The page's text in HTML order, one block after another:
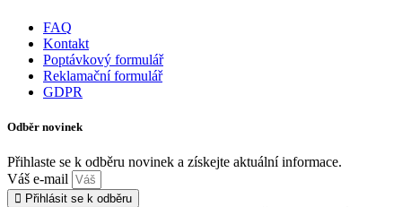
FAQ
Kontakt
Poptávkový formulář
Reklamační formulář
GDPR
Odběr novinek
Přihlaste se k odběru novinek a získejte aktuální informace.
Váš e-mail
Přihlásit se k odběru